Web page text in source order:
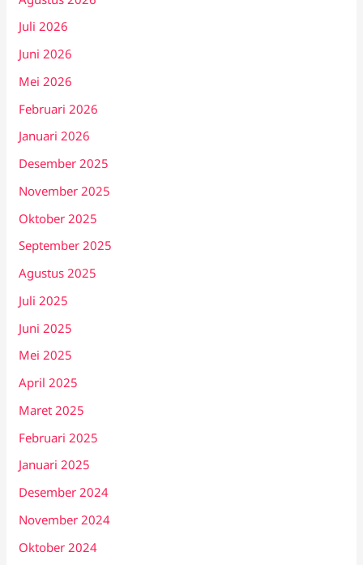
Juli 2026
Juni 2026
Mei 2026
Februari 2026
Januari 2026
Desember 2025
November 2025
Oktober 2025
September 2025
Agustus 2025
Juli 2025
Juni 2025
Mei 2025
April 2025
Maret 2025
Februari 2025
Januari 2025
Desember 2024
November 2024
Oktober 2024